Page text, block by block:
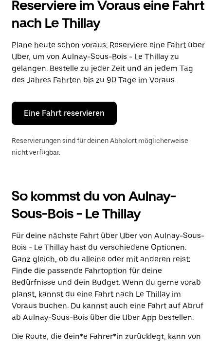
Kalender
interagieren
ein
Datum
auszuwählen.
Drücke
die
Escape-
um
den
Kalender
schließen.
Reserviere im Voraus eine Fahrt
nach Le Thillay
Plane heute schon voraus: Reserviere eine Fahrt über
Uber, um von Aulnay-Sous-Bois - Le Thillay zu
gelangen. Bestelle zu jeder Zeit und an jedem Tag
des Jahres Fahrten bis zu 90 Tage im Voraus.
Eine Fahrt reservieren
Reservierungen sind für deinen Abholort möglicherweise
nicht verfügbar.
So kommst du von Aulnay-
Sous-Bois - Le Thillay
Für deine nächste Fahrt über Uber von Aulnay-Sous-
Bois - Le Thillay hast du verschiedene Optionen.
Ganz gleich, ob du alleine oder mit anderen reist:
Finde die passende Fahrtoption für deine
Bedürfnisse und dein Budget. Wenn du gerne vorab
planst, kannst du eine Fahrt nach Le Thillay im
Voraus buchen. Du kannst auch eine Fahrt auf Abruf
ab Aulnay-Sous-Bois über die Uber App bestellen.
Die Route, die dein*e Fahrer*in zurücklegt, kann von